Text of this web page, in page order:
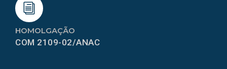
HOMOLGAÇÃO
COM 2109-02/ANAC